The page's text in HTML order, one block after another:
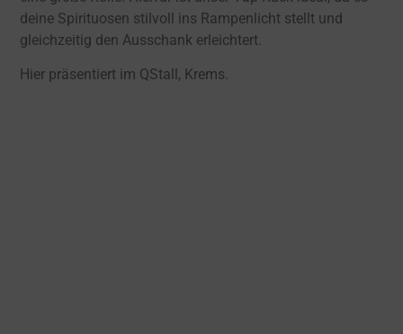
deine Spirituosen stilvoll ins Rampenlicht stellt und
gleichzeitig den Ausschank erleichtert.
Hier präsentiert im QStall, Krems.